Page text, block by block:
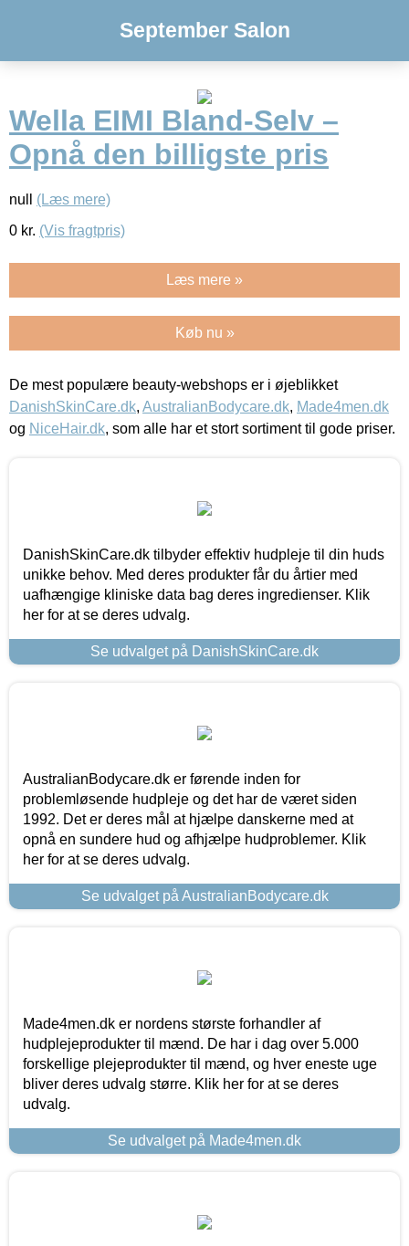
September Salon
Wella EIMI Bland-Selv –
Opnå den billigste pris
null (Læs mere)
0 kr. (Vis fragtpris)
Læs mere »
Køb nu »
De mest populære beauty-webshops er i øjeblikket
DanishSkinCare.dk, AustralianBodycare.dk, Made4men.dk
og NiceHair.dk, som alle har et stort sortiment til gode priser.
DanishSkinCare.dk tilbyder effektiv hudpleje til din huds
unikke behov. Med deres produkter får du årtier med
uafhængige kliniske data bag deres ingredienser. Klik
her for at se deres udvalg.
Se udvalget på DanishSkinCare.dk
AustralianBodycare.dk er førende inden for
problemløsende hudpleje og det har de været siden
1992. Det er deres mål at hjælpe danskerne med at
opnå en sundere hud og afhjælpe hudproblemer. Klik
her for at se deres udvalg.
Se udvalget på AustralianBodycare.dk
Made4men.dk er nordens største forhandler af
hudplejeprodukter til mænd. De har i dag over 5.000
forskellige plejeprodukter til mænd, og hver eneste uge
bliver deres udvalg større. Klik her for at se deres
udvalg.
Se udvalget på Made4men.dk